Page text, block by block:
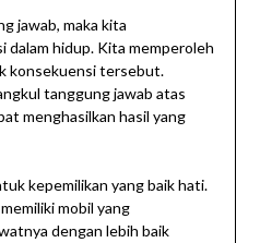
jawab, maka kita
dalam hidup. Kita memperoleh
konsekuensi tersebut.
tanggung jawab atas
menghasilkan hasil yang
kepemilikan yang baik hati.
mobil yang
dengan lebih baik